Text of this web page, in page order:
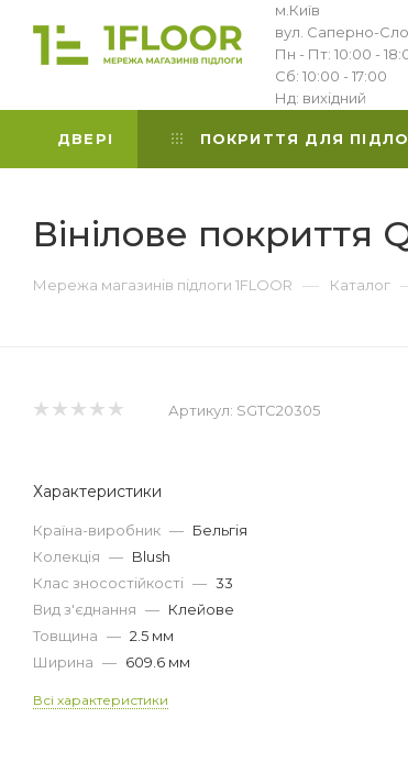
м.Київ
вул. Саперно-
Пн - Пт: 10:00 -
Сб: 10:00 - 17:00
Нд: вихідний
ДВЕРІ ПОКРИТТЯ ДЛЯ
Вінілове покриття
Мережа магазинів підлоги 1FLOOR — Каталог
Артикул: SGTC20305
Характеристики
Країна-виробник — Бельгія
Колекція — Blush
Клас зносостійкості — 33
Вид з'єднання — Клейове
Товщина — 2.5 мм
Ширина — 609.6 мм
Всі характеристики